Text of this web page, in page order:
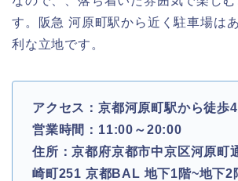
す。阪急 河原町駅から近く駐車場は
利な立地です。
アクセス：京都河原町駅から徒歩
営業時間：11:00～20:00
住所：京都府京都市中京区河原町
崎町251 京都BAL 地下1階~地下2